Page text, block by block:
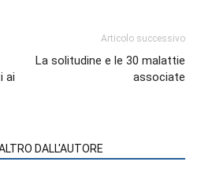
ai
Articolo successivo
La solitudine e le 30 malattie
associate
DALL'AUTORE